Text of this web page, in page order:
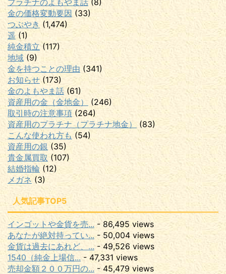
金の価格変動要因 (33)
つぶやき (1,474)
遥 (1)
純金積立(117)
地域 (9)
金を持つことの理由(341)
お知らせ(173)
金のよもやま話 (61)
資産用の金（金地金）
(246)
取引時の注意事項 (264)
資産用のプラチナ（プラチナ地金）
(83)
こんな使われ方も (54)
資産用の銀 (35)
貴金属買取(107)
結婚指輪 (12)
メガネ (3)
人気記事TOP5
インゴットや金貨を売... - 86,495 views
あなたが絶対持ってい... - 50,004 views
金貨は過去にあれど、... - 49,526 views
1540（純金上場信... - 47,331 views
売却金額２００万円の... - 45,479 views